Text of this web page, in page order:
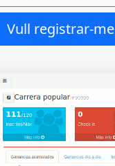
Vull registrar-me